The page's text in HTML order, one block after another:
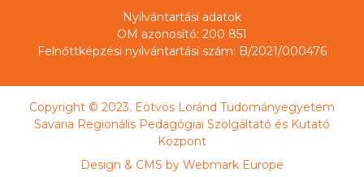
Nyilvántartási adatok
OM azonosító: 200 851
Felnőttképzési nyilvántartási szám: B/2021/000476
Copyright © 2023. Eötvös Loránd Tudományegyetem
Savaria Regionális Pedagógiai Szolgáltató és Kutató
Központ
Design & CMS by Webmark Europe